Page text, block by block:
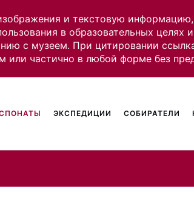
и текстовую информацию,
в образовательных
с музеем. При цитировании
частично в любой форме без
ЭКСПЕДИЦИИ СОБИРАТЕЛИ